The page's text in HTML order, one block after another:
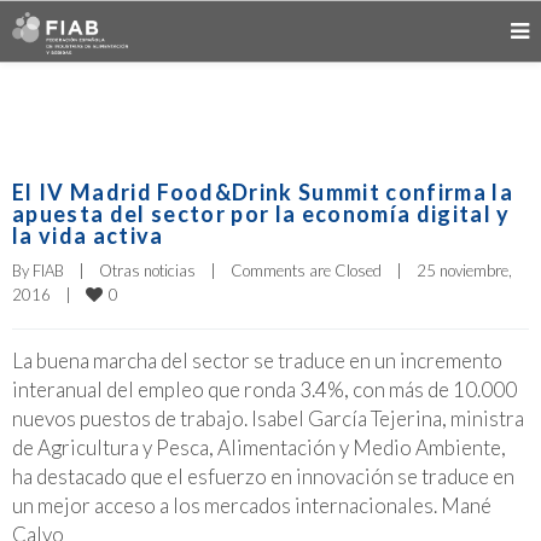
El IV Madrid Food&Drink Summit confirma la
apuesta del sector por la economía digital y
la vida activa
By FIAB Otras noticias Comments are Closed
25 noviembre,
2016
0
La buena marcha del sector se traduce en un incremento
interanual del empleo que ronda 3.4%, con más de 10.000
nuevos puestos de trabajo. Isabel García Tejerina, ministra
de Agricultura y Pesca, Alimentación y Medio Ambiente,
ha destacado que el esfuerzo en innovación se traduce en
un mejor acceso a los mercados internacionales. Mané
Calvo